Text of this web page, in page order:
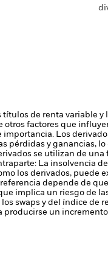
títulos de renta variable
otros factores que
importancia. Los
pérdidas y ganancias,
se utilizan de
La insolvencia
los derivados, puede
depende de
implica un riesgo de
los swaps y del índice de
producirse un